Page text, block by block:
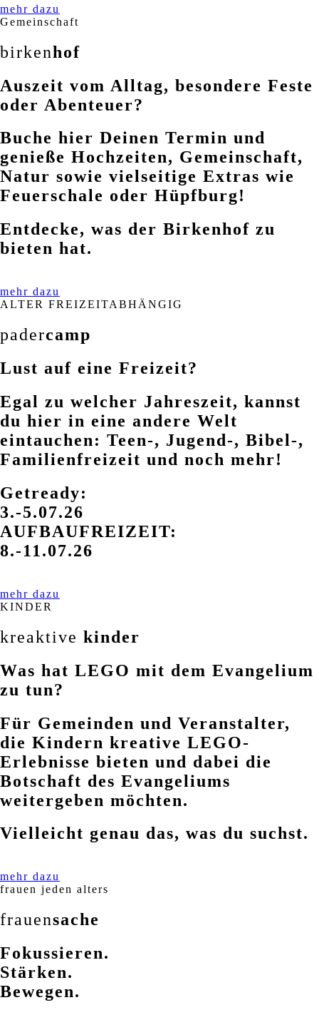
mehr dazu
Gemeinschaft
birkenhof
Auszeit vom Alltag, besondere Feste
oder Abenteuer?
Buche hier Deinen Termin und
genieße Hochzeiten, Gemeinschaft,
Natur sowie vielseitige Extras wie
Feuerschale oder Hüpfburg!
Entdecke, was der Birkenhof zu
bieten hat.
mehr dazu
ALTER FREIZEITABHÄNGIG
padercamp
Lust auf eine Freizeit?
Egal zu welcher Jahreszeit, kannst
du hier in eine andere Welt
eintauchen: Teen-, Jugend-, Bibel-,
Familienfreizeit und noch mehr!
Getready:
3.-5.07.26
AUFBAUFREIZEIT:
8.-11.07.26
mehr dazu
KINDER
kreaktive kinder
Was hat LEGO mit dem Evangelium
zu tun?
Für Gemeinden und Veranstalter,
die Kindern kreative LEGO-
Erlebnisse bieten und dabei die
Botschaft des Evangeliums
weitergeben möchten.
Vielleicht genau das, was du suchst.
mehr dazu
frauen jeden alters
frauensache
Fokussieren.
Stärken.
Bewegen.